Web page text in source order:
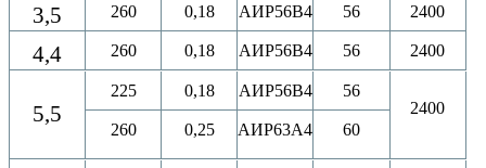
3,5 260 0,18 АИР56B4 56 2400
4,4 260 0,18 АИР56B4 56 2400
5,5
225
260
0,18
0,25
АИР56B4
АИР63A4
56
60
2400